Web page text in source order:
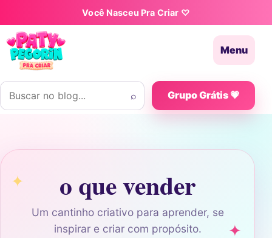
Pular para o conteúdoVocê Nasceu Pra Criar ♡
Menu
Buscar por:
⌕ Grupo Grátis 💗
o que vender
Um cantinho criativo para aprender, se
inspirar e criar com propósito.